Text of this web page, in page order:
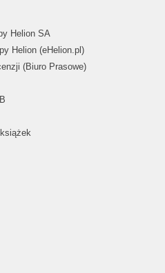
Helion SA
Helion (eHelion.pl)
(Biuro Prasowe)